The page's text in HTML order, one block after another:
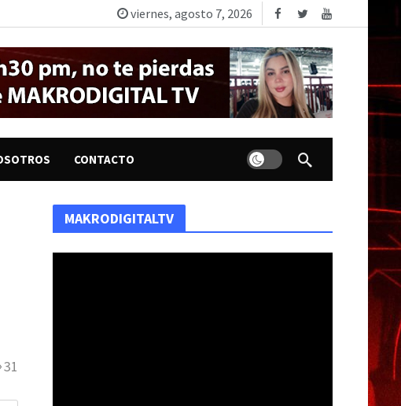
viernes, agosto 7, 2026
CONTACTO Dark mode
31
MAKRODIGITALTV